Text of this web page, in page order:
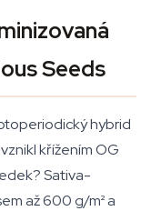
Seeds
hybrid
křížením OG
Sativa-
až 600 g/m² a